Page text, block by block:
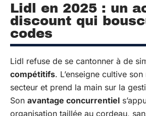
Lidl en 2025 : un
discount qui
codes
Lidl refuse de se cantonner à de
compétitifs. L’enseigne cultive
secteur et prend la main sur la
Son avantage concurrentiel
organisation taillée au cordeau,